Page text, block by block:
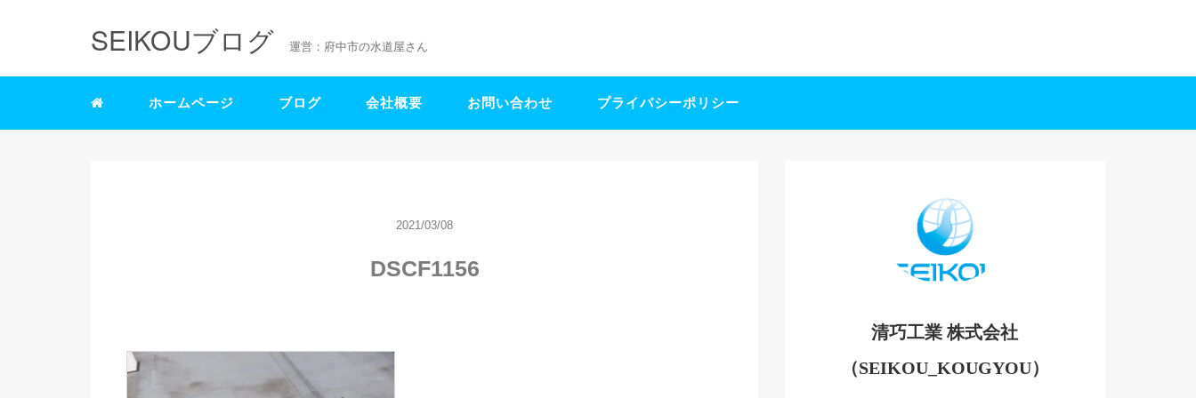
SEIKOUブログ 運営：府中市の水道屋さん
ホームページ ブログ 会社概要 お問い合わせ プライバシーポリシー
2021/03/08
DSCF1156
清巧工業 株式会社
（SEIKOU_KOUGYOU）